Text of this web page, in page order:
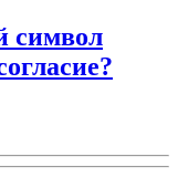
символ